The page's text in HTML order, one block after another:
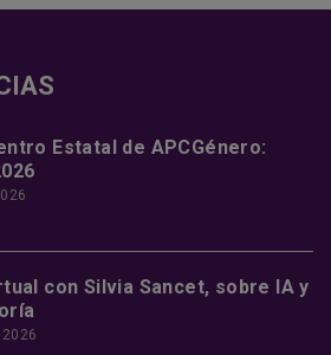
Estatal de APCGénero:
con Silvia Sancet, sobre IA y